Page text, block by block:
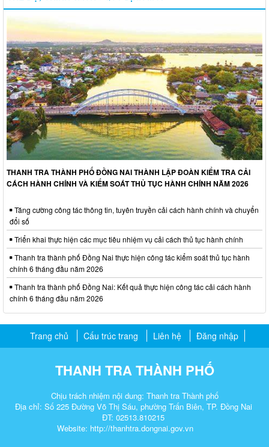
THANH TRA THÀNH PHỐ ĐỒNG NAI THÀNH LẬP ĐOÀN KIỂM TRA CẢI
CÁCH HÀNH CHÍNH VÀ KIỂM SOÁT THỦ TỤC HÀNH CHÍNH NĂM 2026
Tăng cường công tác thông tin, tuyên truyền cải cách hành chính và chuyển
đổi số
Triển khai thực hiện các mục tiêu nhiệm vụ cải cách thủ tục hành chính
Thanh tra thành phố Đồng Nai thực hiện công tác kiểm soát thủ tục hành
chính 6 tháng đầu năm 2026
Thanh tra thành phố Đồng Nai: Kết quả thực hiện công tác cải cách hành
chính 6 tháng đầu năm 2026
Trang chủ Cấu trúc trang Liên hệ Đăng nhập
THANH TRA THÀNH PHỐ
Chịu trách nhiệm nội dung: Thanh tra Thành phố
Địa chỉ: Số 225 Đường Võ Thị Sáu, phường Trấn Biên, TP. Đồng Nai
ĐT: 02513.810215
Website: http://thanhtra.dongnai.gov.vn